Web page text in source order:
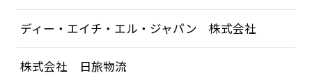
ライフセービングスポーツ
寄付・遺贈について
ディー・エイチ・エル・ジャパン 株式会社
株式会社 日旅物流